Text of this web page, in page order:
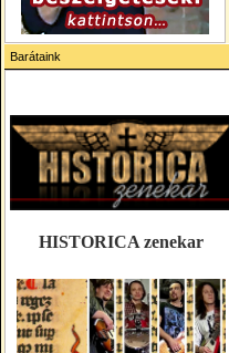
Barátaink
HISTORICA zenekar